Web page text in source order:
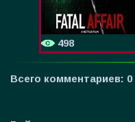
498
Всего комментариев: 0